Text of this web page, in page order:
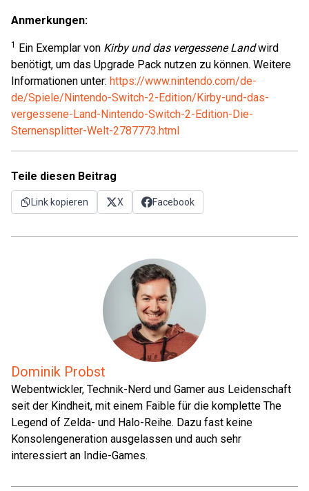
Anmerkungen:
1 Ein Exemplar von Kirby und das vergessene Landwird
benötigt, um das Upgrade Pack nutzen zu können. Weitere
Informationen unter: https://www.nintendo.com/de-
de/Spiele/Nintendo-Switch-2-Edition/Kirby-und-das-
vergessene-Land-Nintendo-Switch-2-Edition-Die-
Sternensplitter-Welt-2787773.html
Teile diesen Beitrag
Link kopieren X Facebook
Dominik Probst
Webentwickler, Technik-Nerd und Gamer aus Leidenschaft
seit der Kindheit, mit einem Faible für die komplette The
Legend of Zelda- und Halo-Reihe. Dazu fast keine
Konsolengeneration ausgelassen und auch sehr
interessiert an Indie-Games.